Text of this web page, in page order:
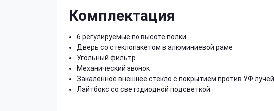
Комплектация
6 регулируемые по высоте полки
Дверь со стеклопакетом в алюминиевой раме
Угольный фильтр
Механический звонок
Закаленное внешнее стекло с покрытием против УФ лучей
Лайтбокс со светодиодной подсветкой